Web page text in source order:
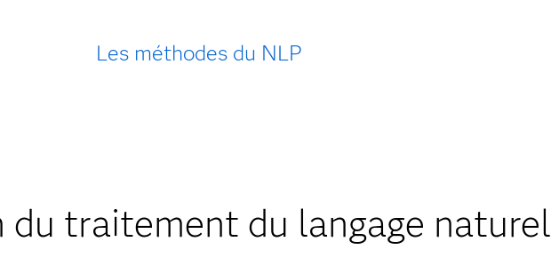
Les méthodes du NLP
du traitement du langage naturel